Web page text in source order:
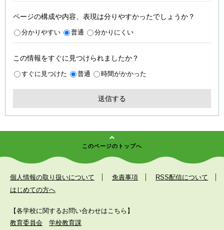
ページの構成や内容、表現は分りやすかったでしょうか？
分かりやすい 普通 分かりにくい
この情報をすぐに見つけられましたか？
すぐに見つけた 普通 時間がかかった
このページのトップへ
個人情報の取り扱いについて 免責事項
RSS配信について
はじめての方へ
【各学校に関するお問い合わせはこちら】
教育委員会
学校教育課